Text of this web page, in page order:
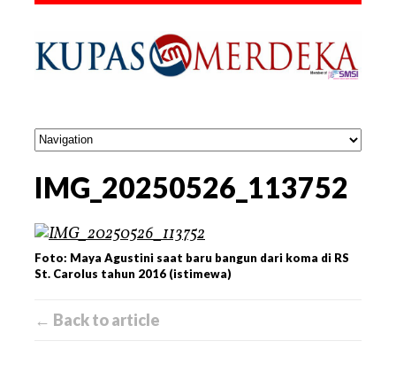
IMG_20250526_113752
Foto: Maya Agustini saat baru bangun dari koma di RS
St. Carolus tahun 2016 (istimewa)
← Back to article